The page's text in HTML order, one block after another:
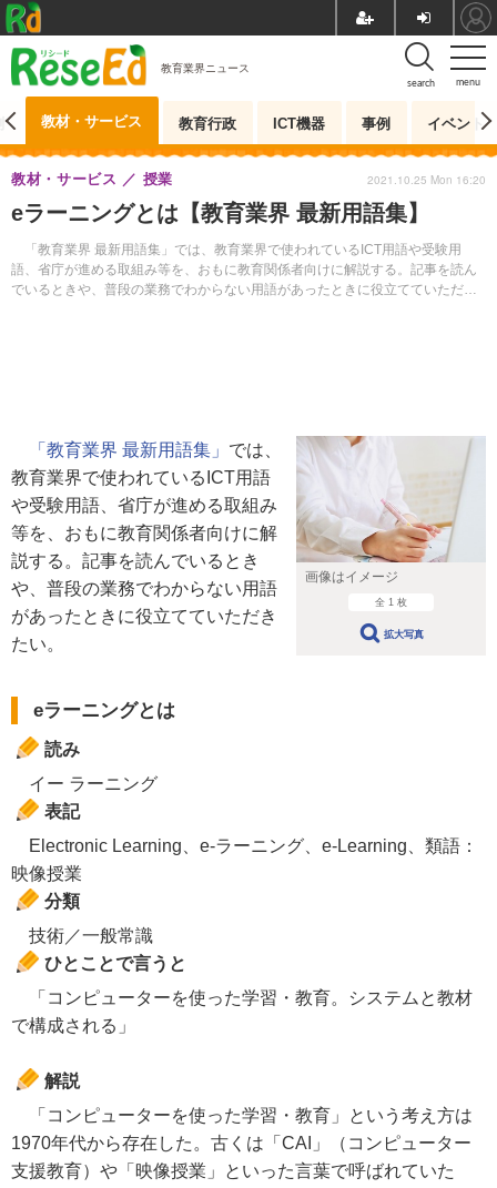
menu
search
教育業界ニュース
教材・サービス 教育行政 ICT機器 事例 イベント
eラーニングとは【教育業界 最新用語集】
「教育業界 最新用語集」では、教育業界で使われているICT用語や受験用
語、省庁が進める取組み等を、おもに教育関係者向けに解説する。記事を読ん
でいるときや、普段の業務でわからない用語があったときに役立てていただき
教材・サービス 授業 2021.10.25 Mon 16:20
画像はイメージ
全 1 枚
拡大写真
「教育業界 最新用語集」 では、
教育業界で使われているICT用語
や受験用語、省庁が進める取組み
等を、おもに教育関係者向けに解
説する。記事を読んでいるとき
や、普段の業務でわからない用語
があったときに役立てていただき
たい。
eラーニングとは
読み
イー ラーニング
表記
Electronic Learning、e-ラーニング、e-Learning、類語：
映像授業
分類
技術／一般常識
ひとことで言うと
「コンピューターを使った学習・教育。システムと教材
で構成される」
解説
「コンピューターを使った学習・教育」という考え方は
1970年代から存在した。古くは「CAI」（コンピューター
支援教育）や「映像授業」といった言葉で呼ばれていた